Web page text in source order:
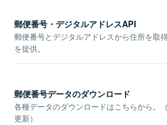
郵便番号・デジタルアドレスAPI
郵便番号とデジタルアドレスから住所を取
を提供。
郵便番号データのダウンロード
各種データのダウンロードはこちらから。
更新）